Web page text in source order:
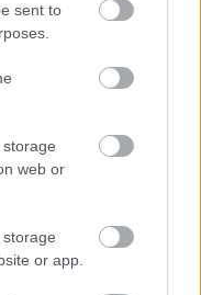
sent to
web or
or app.
szabályzat
kattintás, és hírlevelünk a